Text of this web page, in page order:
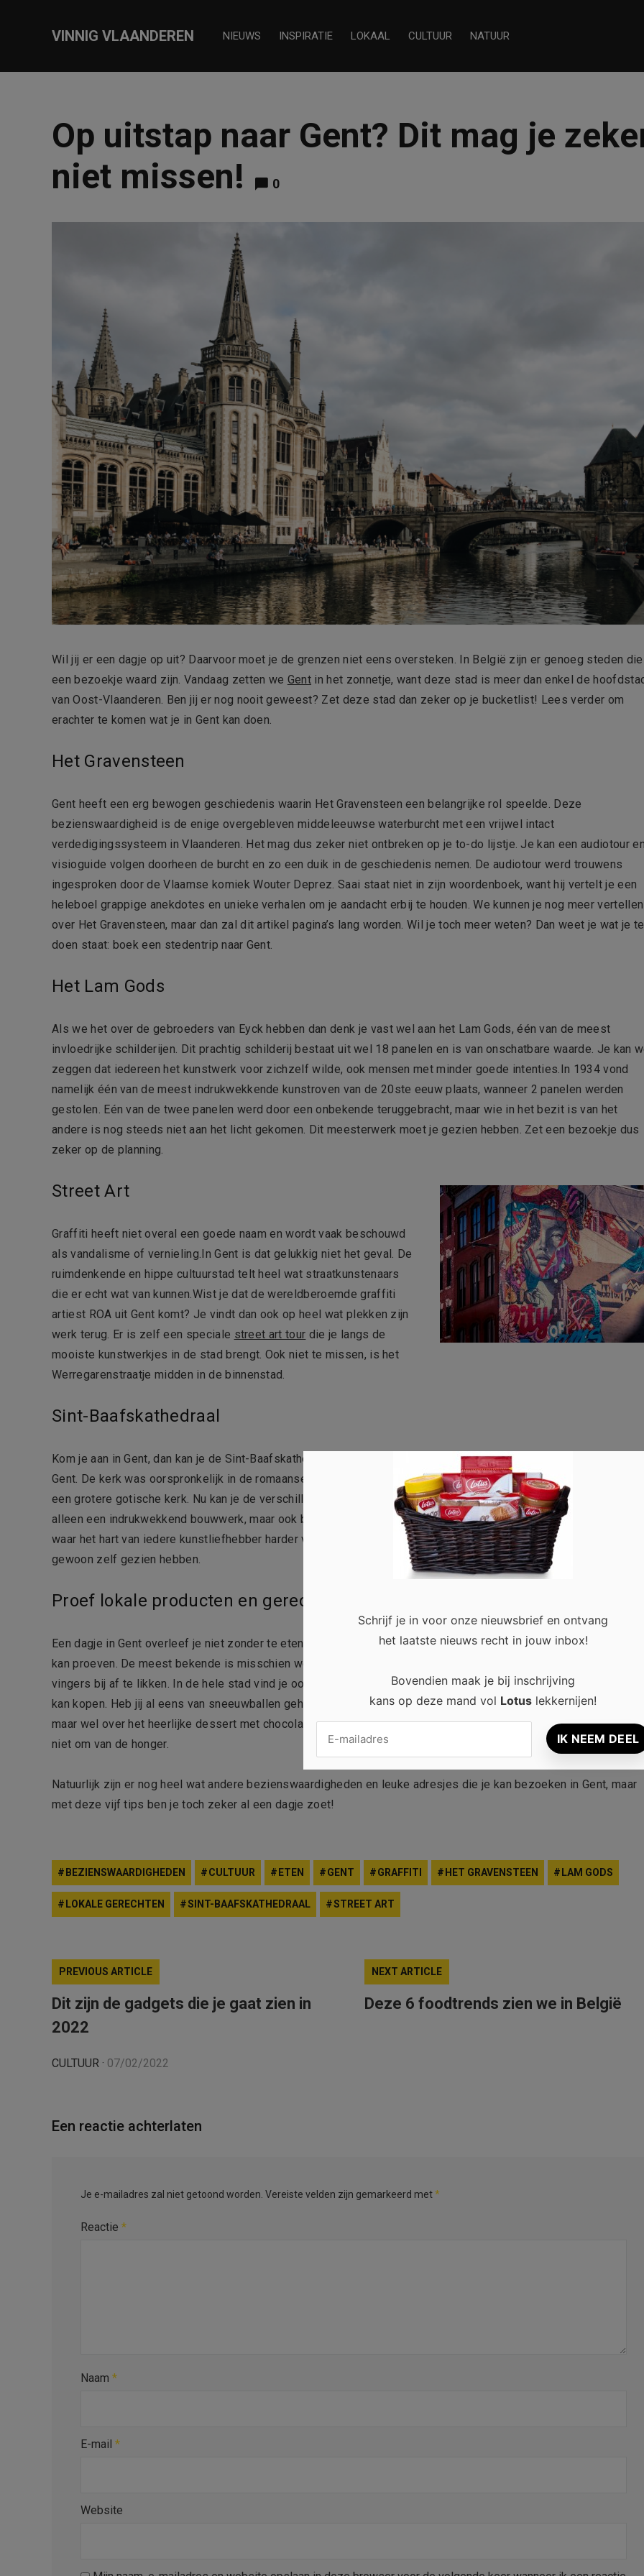
VINNIG VLAANDEREN NIEUWS INSPIRATIE LOKAAL CULTUUR NATUUR
Op uitstap naar Gent? Dit mag je
niet missen!
0
Wil jij er een dagje op uit? Daarvoor moet je de grenzen niet eens oversteken. In België zijn er genoeg steden die
een bezoekje waard zijn. Vandaag zetten we Gent in het zonnetje, want deze stad is meer dan enkel de
van Oost-Vlaanderen. Ben jij er nog nooit geweest? Zet deze stad dan zeker op je bucketlist! Lees verder om
erachter te komen wat je in Gent kan doen.
Het Gravensteen
Gent heeft een erg bewogen geschiedenis waarin Het Gravensteen een belangrijke rol speelde. Deze
bezienswaardigheid is de enige overgebleven middeleeuwse waterburcht met een vrijwel intact
verdedigingssysteem in Vlaanderen. Het mag dus zeker niet ontbreken op je to-do lijstje. Je kan een audiotour
visioguide volgen doorheen de burcht en zo een duik in de geschiedenis nemen. De audiotour werd trouwens
ingesproken door de Vlaamse komiek Wouter Deprez. Saai staat niet in zijn woordenboek, want hij vertelt je een
heleboel grappige anekdotes en unieke verhalen om je aandacht erbij te houden. We kunnen je nog meer vertellen
over Het Gravensteen, maar dan zal dit artikel pagina’s lang worden. Wil je toch meer weten? Dan weet je wat je te
doen staat: boek een stedentrip naar Gent.
Het Lam Gods
Als we het over de gebroeders van Eyck hebben dan denk je vast wel aan het Lam Gods, één van de meest
invloedrijke schilderijen. Dit prachtig schilderij bestaat uit wel 18 panelen en is van onschatbare waarde. Je kan
zeggen dat iedereen het kunstwerk voor zichzelf wilde, ook mensen met minder goede intenties.In 1934 vond
namelijk één van de meest indrukwekkende kunstroven van de 20ste eeuw plaats, wanneer 2 panelen werden
gestolen. Eén van de twee panelen werd door een onbekende teruggebracht, maar wie in het bezit is van het
andere is nog steeds niet aan het licht gekomen. Dit meesterwerk moet je gezien hebben. Zet een bezoekje dus
zeker op de planning.
Street Art
Graffiti heeft niet overal een goede naam en wordt vaak beschouwd
als vandalisme of vernieling.In Gent is dat gelukkig niet het geval. De
ruimdenkende en hippe cultuurstad telt heel wat straatkunstenaars
die er echt wat van kunnen.Wist je dat de wereldberoemde graffiti
artiest ROA uit Gent komt? Je vindt dan ook op heel wat plekken zijn
werk terug. Er is zelf een speciale street art tour die je langs de
mooiste kunstwerkjes in de stad brengt. Ook niet te missen, is het
Werregarenstraatje midden in de binnenstad.
Sint-Baafskathedraal
Kom je aan in Gent, dan kan je de Sint-Baafskathedraal niet missen. Deze oude parochiekerk staat in het hartje
Gent. De kerk was oorspronkelijk in de romaanse stijl gebouwd, maar in de 15de eeuw werd het vervangen door
een grotere gotische kerk. Nu kan je de verschillende stijlen nog steeds herkennen. De prachtige kathedraal is
alleen een indrukwekkend bouwwerk, maar ook binnen is er veel te bewonderen. Er staan enorm veel
waar het hart van iedere kunstliefhebber harder van gaat slaan. We gaan niet meer verklappen, want je moet het
gewoon zelf gezien hebben.
Proef lokale producten en gerechten
Een dagje in Gent overleef je niet zonder te eten. Gelukkig zijn er een heleboel restaurants waar je
kan proeven. De meest bekende is misschien wel Gentse Waterzooi, maar ook stoverij is een specialiteit om je
vingers bij af te likken. In de hele stad vind je ook eetkraampjes waar je de typische Gentse neuzen of neuzekes
kan kopen. Heb jij al eens van sneeuwballen gehoord? Dan hebben we het natuurlijk niet over echte
maar wel over het heerlijke dessert met chocolade en poedersuiker. Waar je ook zin in hebt, in Gent kom je zeker
niet om van de honger.
Natuurlijk zijn er nog heel wat andere bezienswaardigheden en leuke adresjes die je kan bezoeken in Gent, maar
met deze vijf tips ben je toch zeker al een dagje zoet!
BEZIENSWAARDIGHEDEN CULTUUR ETEN GENT GRAFFITI HET GRAVENSTEEN LAM GODS
LOKALE GERECHTEN SINT-BAAFSKATHEDRAAL STREET ART
PREVIOUS ARTICLE
Dit zijn de gadgets die je gaat zien in
2022
NEXT ARTICLE
Deze 6 foodtrends zien we in België
CULTUUR · 07/02/2022
Een reactie achterlaten
Je e-mailadres zal niet getoond worden. Vereiste velden zijn gemarkeerd met*
Reactie *
Naam *
E-mail *
Website
Schrijf je in voor onze nieuwsbrief en ontvang
het laatste nieuws recht in jouw inbox!
Bovendien maak je bij inschrijving
kans op deze mand vol Lotus lekkernijen!